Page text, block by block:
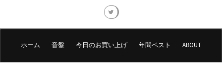
プ
ホーム 音盤 今日のお買い上げ 年間ベスト ABOUT